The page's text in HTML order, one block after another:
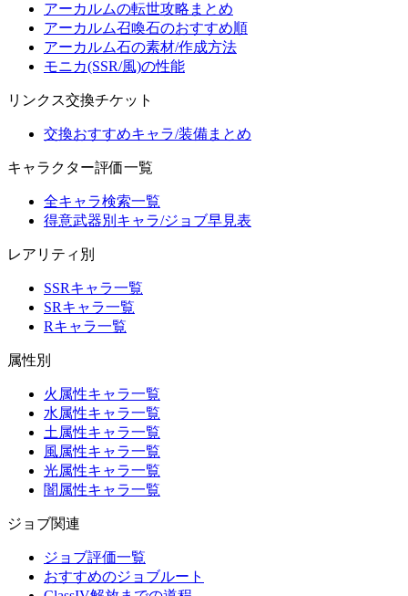
アーカルムの転世攻略まとめ
アーカルム召喚石のおすすめ順
アーカルム石の素材/作成方法
モニカ(SSR/風)の性能
リンクス交換チケット
交換おすすめキャラ/装備まとめ
キャラクター評価一覧
全キャラ検索一覧
得意武器別キャラ/ジョブ早見表
レアリティ別
SSRキャラ一覧
SRキャラ一覧
Rキャラ一覧
属性別
火属性キャラ一覧
水属性キャラ一覧
土属性キャラ一覧
風属性キャラ一覧
光属性キャラ一覧
闇属性キャラ一覧
ジョブ関連
ジョブ評価一覧
おすすめのジョブルート